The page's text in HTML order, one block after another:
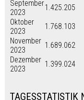
September
2023
1.425.205
Oktober
2023
1.768.103
November
2023
1.689.062
Dezember
2023
1.399.024
TAGESSTATISTIK